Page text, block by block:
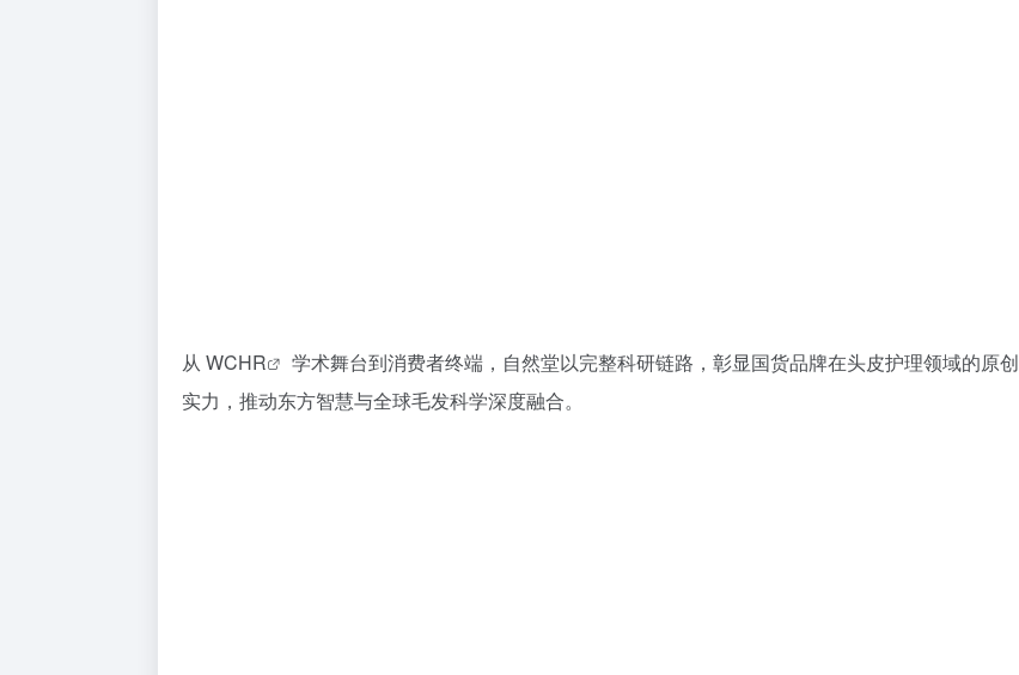
从 WCHR
学术舞台到消费者终端，自然堂以完整科研链路，彰显国货品牌在头皮护理领域的原创
实力，推动东方智慧与全球毛发科学深度融合。